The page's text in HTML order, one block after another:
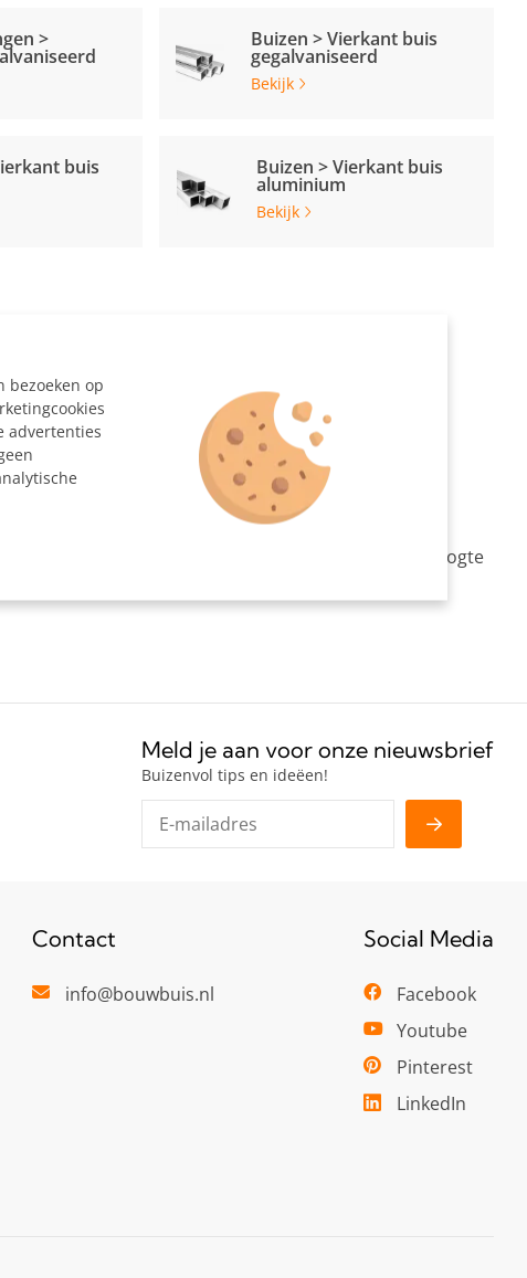
> Buizen > Vierkant buis
gegalvaniseerd
Bekijk
buis Buizen > Vierkant buis
aluminium
Bekijk
204312
maken van een kruising van 90 graden op variable hoogte
Meld je aan voor onze nieuwsbrief
Buizenvol tips en ideëen!
Contact
info@bouwbuis.nl
Social Media
Facebook
Youtube
Pinterest
LinkedIn
bezoeken op
advertenties